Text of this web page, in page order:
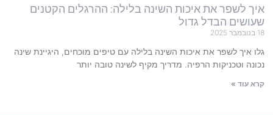
איך לשפר את איכות השינה בלילה: ההרגלים הקטנים
שעושים הבדל גדול
18 בנובמבר 2025
גלו איך לשפר את איכות השינה בלילה עם טיפים מוכחים, היגיינת שינה
נכונה וטכניקות הרפיה. מדריך מקיף לשינה טובה יותר
קרא עוד »